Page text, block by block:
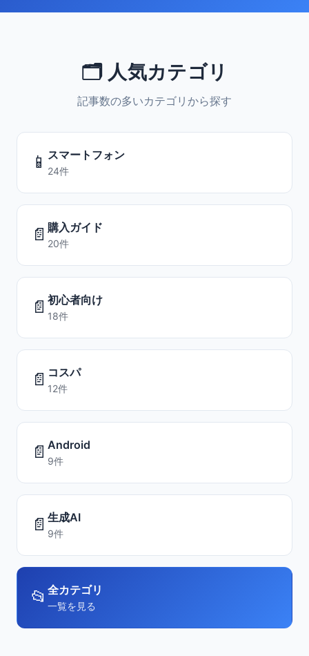
🗂️ 人気カテゴリ
記事数の多いカテゴリから探す
📱 スマートフォン
24件
📄 購入ガイド
20件
📄 初心者向け
18件
📄 コスパ
12件
📄 Android
9件
📄 生成AI
9件
📂 全カテゴリ
一覧を見る